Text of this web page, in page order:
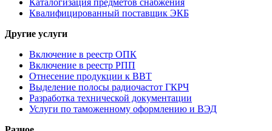
Квалифицированный поставщик ЭКБ
Другие услуги
Включение в реестр ОПК
Включение в реестр РПП
Отнесение продукции к ВВТ
Выделение полосы радиочастот ГКРЧ
Разработка технической документации
Услуги по таможенному оформлению и ВЭД